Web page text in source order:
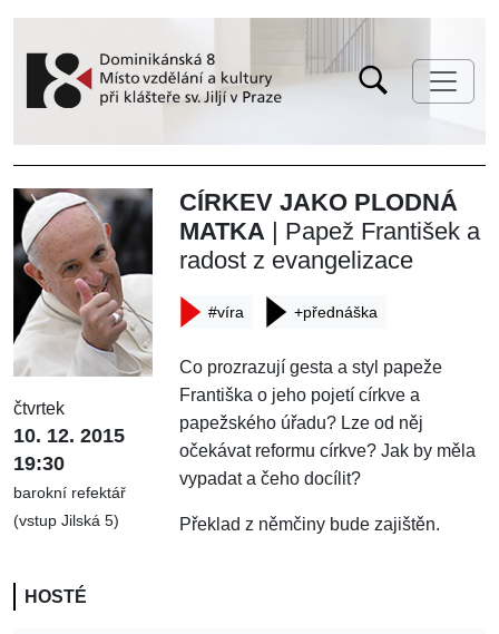
čtvrtek
10. 12. 2015
19:30
barokní refektář
(vstup Jilská 5)
CÍRKEV JAKO PLODNÁ
MATKA | Papež František a
radost z evangelizace
#víra +přednáška
Co prozrazují gesta a styl papeže
Františka o jeho pojetí církve a
papežského úřadu? Lze od něj
očekávat reformu církve? Jak by měla
vypadat a čeho docílit?
Překlad z němčiny bude zajištěn.
HOSTÉ